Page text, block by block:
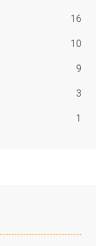
16
10
9
3
1